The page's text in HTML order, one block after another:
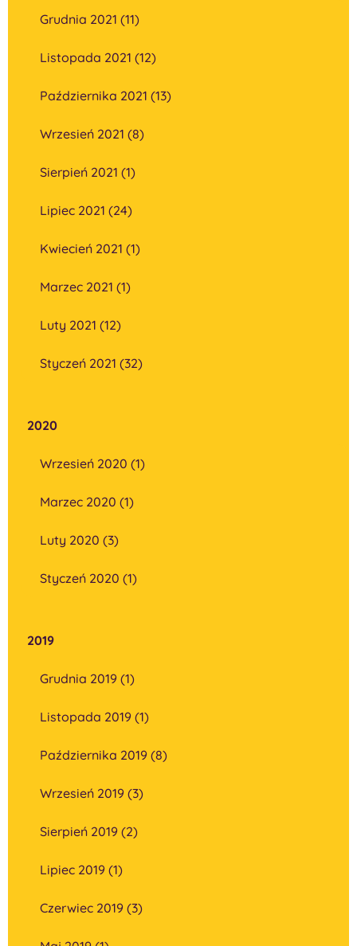
Grudnia 2021 (11)
Listopada 2021 (12)
Października 2021 (13)
Wrzesień 2021 (8)
Sierpień 2021 (1)
Lipiec 2021 (24)
Kwiecień 2021 (1)
Marzec 2021 (1)
Luty 2021 (12)
Styczeń 2021 (32)
2020
Wrzesień 2020 (1)
Marzec 2020 (1)
Luty 2020 (3)
Styczeń 2020 (1)
2019
Grudnia 2019 (1)
Listopada 2019 (1)
Października 2019 (8)
Wrzesień 2019 (3)
Sierpień 2019 (2)
Lipiec 2019 (1)
Czerwiec 2019 (3)